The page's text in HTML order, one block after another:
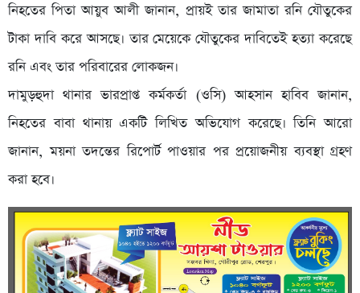
নিহতের পিতা আয়ুব আলী জানান, প্রায়ই তার জামাতা রনি যৌতুকের
টাকা দাবি করে আসছে। তার মেয়েকে যৌতুকের দাবিতেই হত্যা করেছে
রনি এবং তার পরিবারের লোকজন।
দামুড়হুদা থানার ভারপ্রাপ্ত কর্মকর্তা (ওসি) আহসান হাবিব জানান,
নিহতের বাবা থানায় একটি লিখিত অভিযোগ করেছে। তিনি আরো
জানান, ময়না তদন্তের রিপোর্ট পাওয়ার পর প্রয়োজনীয় ব্যবস্থা গ্রহণ
করা হবে।